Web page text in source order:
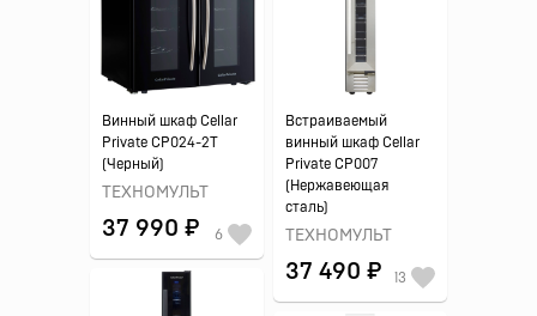
Винный шкаф Cellar
Private CP024-2T
(Черный)
ТЕХНОМУЛЬТ
37 990 ₽ 6
Встраиваемый
винный шкаф Cellar
Private CP007
(Нержавеющая
сталь)
ТЕХНОМУЛЬТ
37 490 ₽ 13